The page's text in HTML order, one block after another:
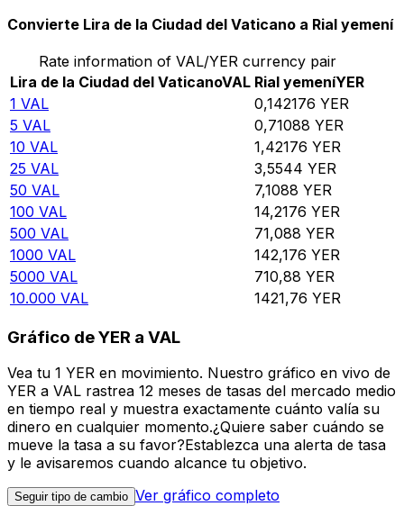
Convierte Lira de la Ciudad del Vaticano a Rial yemení
Rate information of VAL/YER currency pair
Lira de la Ciudad del VaticanoVAL Rial yemeníYER
1 VAL 0,142176 YER
5 VAL 0,71088 YER
10 VAL 1,42176 YER
25 VAL 3,5544 YER
50 VAL 7,1088 YER
100 VAL 14,2176 YER
500 VAL 71,088 YER
1000 VAL 142,176 YER
5000 VAL 710,88 YER
10.000 VAL 1421,76 YER
Gráfico de YER a VAL
Vea tu 1 YER en movimiento. Nuestro gráfico en vivo de
YER a VAL rastrea 12 meses de tasas del mercado medio
en tiempo real y muestra exactamente cuánto valía su
dinero en cualquier momento.¿Quiere saber cuándo se
mueve la tasa a su favor?Establezca una alerta de tasa
y le avisaremos cuando alcance tu objetivo.
Seguir tipo de cambio Ver gráfico completo